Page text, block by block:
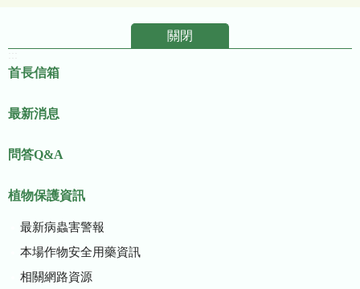
關閉
首長信箱
最新消息
問答Q&A
植物保護資訊
最新病蟲害警報
本場作物安全用藥資訊
相關網路資源